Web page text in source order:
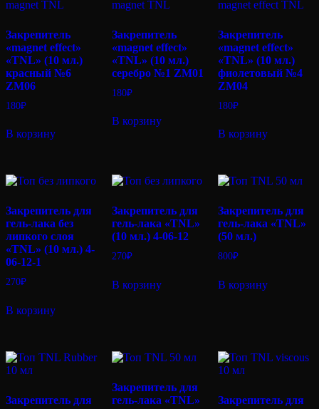
Закрепитель
«magnet effect»
«TNL» (10 мл.)
красный №6
ZM06
180₽
В корзину
Закрепитель
«magnet effect»
«TNL» (10 мл.)
серебро №1 ZM01
180₽
В корзину
Закрепитель
«magnet effect»
«TNL» (10 мл.)
фиолетовый №4
ZM04
180₽
В корзину
Закрепитель для
гель-лака без
липкого слоя
«TNL» (10 мл.) 4-
06-12-1
270₽
В корзину
Закрепитель для
гель-лака «TNL»
(10 мл.) 4-06-12
270₽
В корзину
Закрепитель для
гель-лака «TNL»
(50 мл.)
800₽
В корзину
Закрепитель для
Закрепитель для
гель-лака «TNL»
Закрепитель для